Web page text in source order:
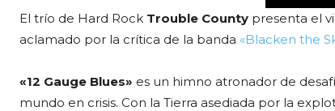
El trío de Hard Rock Trouble County presenta el
aclamado por la crítica de la banda «Blacken the
«12 Gauge Blues» es un himno atronador de
mundo en crisis. Con la Tierra asediada por la